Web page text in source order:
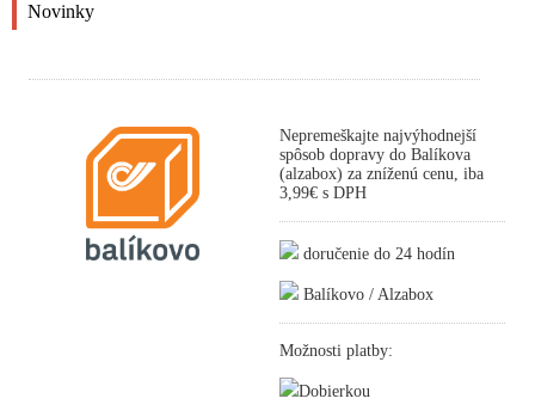
Novinky
Nepremeškajte najvýhodnejší
spôsob dopravy do Balíkova
(alzabox) za zníženú cenu, iba
3,99€ s DPH
doručenie do 24 hodín
Balíkovo / Alzabox
Možnosti platby:
Dobierkou